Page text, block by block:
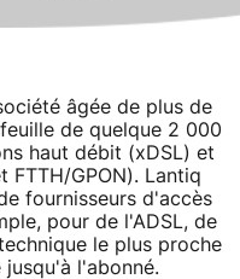
âgée de plus de
de quelque 2 000
haut débit (xDSL) et
FTTH/GPON). Lantiq
fournisseurs d'accès
pour de l'ADSL, de
le plus proche
l'abonné.